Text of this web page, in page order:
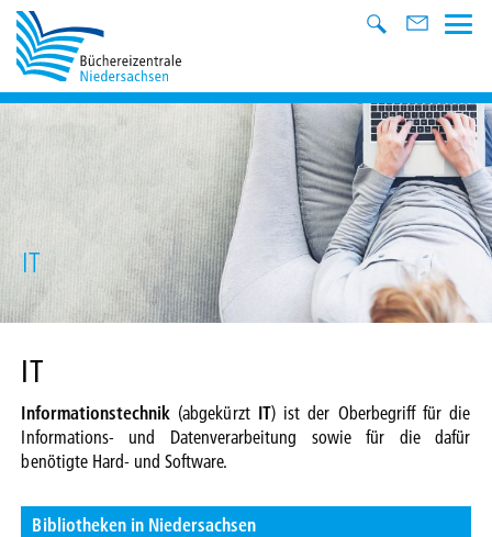
IT
IT
Informationstechnik (abgekürzt IT) ist der Oberbegriff für die
Informations- und Datenverarbeitung sowie für die dafür
benötigte Hard- und Software.
Bibliotheken in Niedersachsen